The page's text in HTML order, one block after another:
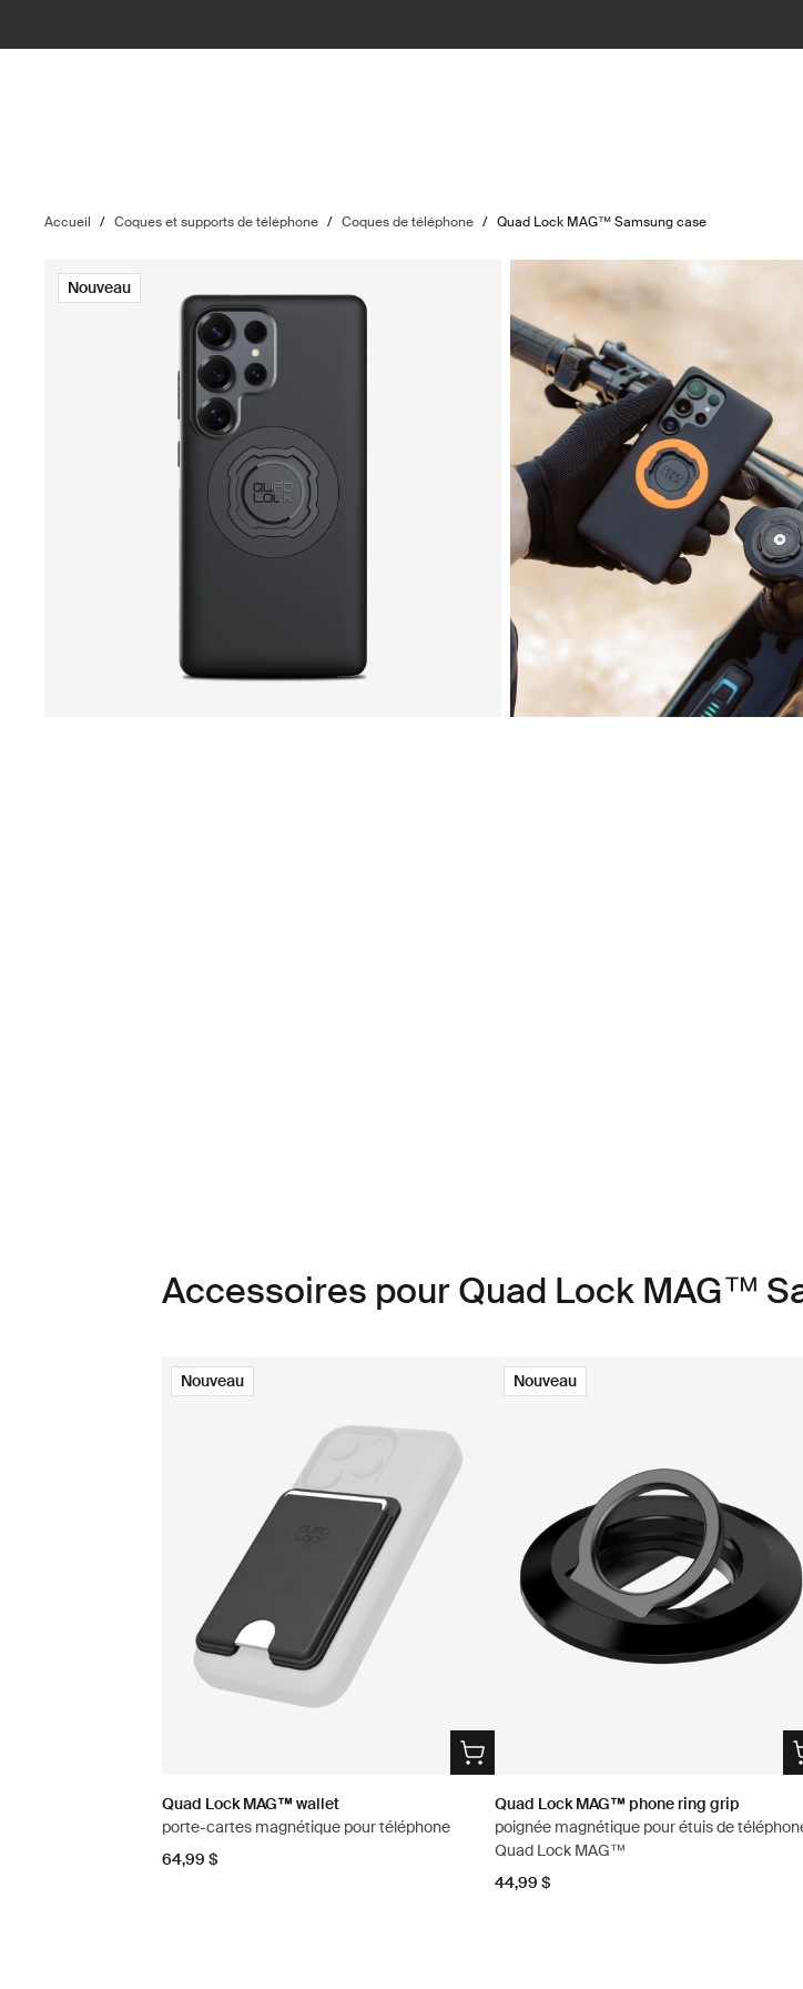
Accueil / Coques et supports de téléphone / Coques de téléphone / Quad Lock MAG™ Samsung case
Nouveau
Accessoires pour Quad Lock MAG™
Nouveau
Quad Lock MAG™ wallet
porte-cartes magnétique pour téléphone
64,99 $
Nouveau
Quad Lock MAG™ phone ring grip
poignée magnétique pour étuis de
Quad Lock MAG™
44,99 $